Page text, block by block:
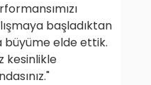
başladıktan
büyüme elde ettik.
kesinlikle